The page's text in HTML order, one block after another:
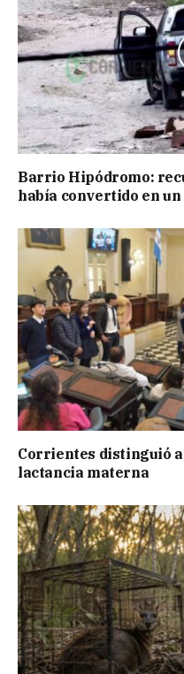
Barrio Hipódromo:
había convertido en
Corrientes distinguió
lactancia materna